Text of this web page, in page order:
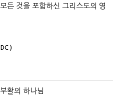
든 것을 포함하신 그리스도의 영
DC )
활의 하나님